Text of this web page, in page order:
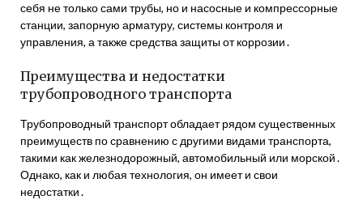
себя не только сами трубы, но и насосные и компрессорные
станции, запорную арматуру, системы контроля и
управления, а также средства защиты от коррозии․
Преимущества и недостатки
трубопроводного транспорта
Трубопроводный транспорт обладает рядом существенных
преимуществ по сравнению с другими видами транспорта,
такими как железнодорожный, автомобильный или морской․
Однако, как и любая технология, он имеет и свои
недостатки․